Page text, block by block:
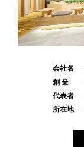
会社名
創 業
代表者
所在地